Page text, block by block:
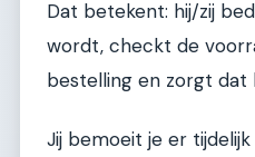
Dat betekent: hij/zij
wordt, checkt de
bestelling en zorgt dat
Jij bemoeit je er